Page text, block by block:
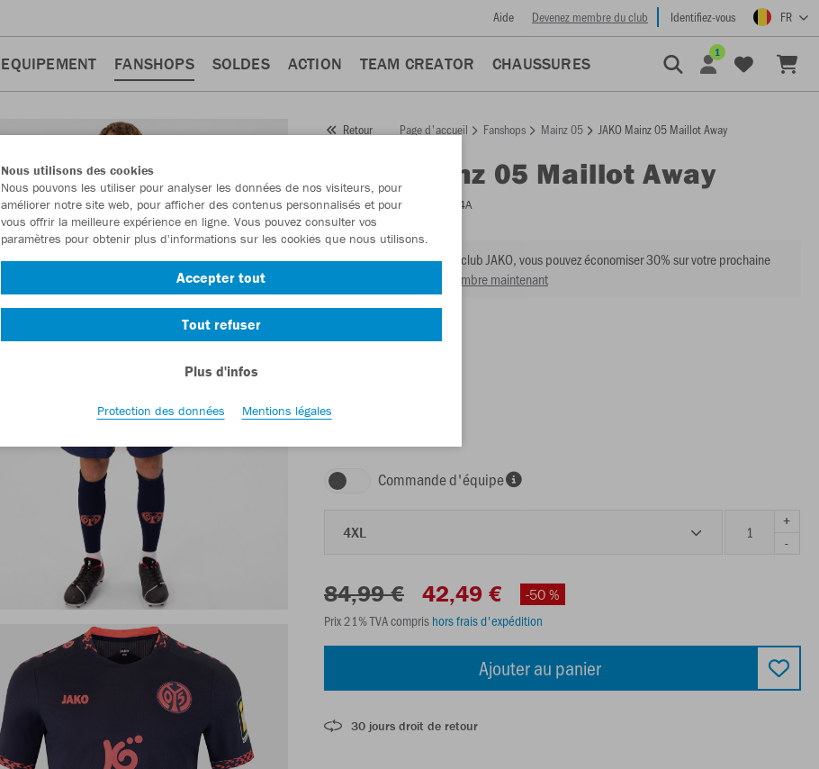
Aide Devenez membre du club Identifiez-vous FR
EQUIPEMENT FANSHOPS SOLDES ACTION TEAM CREATOR CHAUSSURES
1
Retour Page d'accueil Fanshops Mainz 05 JAKO Mainz 05 Maillot Away
Mainz 05 Maillot Away
Numéro d’article: MZ4224A
En tant que membre du club JAKO, vous pouvez économiser 30% sur votre prochaine
Devenir membre maintenant
Commande d'équipe
4XL
+
-
84,99 € 42,49 €
-50 %
Prix 21% TVA compris hors frais d'expédition
Ajouter au panier
30 jours droit de retour
Nous utilisons des cookies
Nous pouvons les utiliser pour analyser les données de nos visiteurs, pour
améliorer notre site web, pour afficher des contenus personnalisés et pour
vous offrir la meilleure expérience en ligne. Vous pouvez consulter vos
paramètres pour obtenir plus d'informations sur les cookies que nous utilisons.
Accepter tout
Tout refuser
Plus d'infos
Protection des données Mentions légales